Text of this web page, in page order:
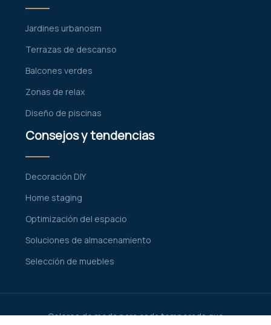
Jardines urbanosm
Terrazas de descanso
Balcones verdes
Zonas de relax
Diseño de piscinas
Consejos y tendencias
Decoración DIY
Home staging
Optimización del espacio
Soluciones de almacenamiento
Selección de muebles
Colores de moda para cada temporada que